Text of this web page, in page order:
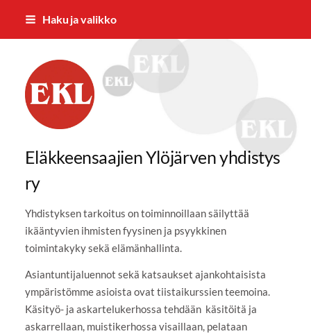
Siirry
Haku ja valikko
Eläkkeensaajien Ylöjärven yhdistys
Eläkkeensaajien Ylöjärven yhdistys
ry
Yhdistyksen tarkoitus on toiminnoillaan säilyttää
ikääntyvien ihmisten fyysinen ja psyykkinen
toimintakyky sekä elämänhallinta.
Asiantuntijaluennot sekä katsaukset ajankohtaisista
ympäristömme asioista ovat tiistaikurssien teemoina.
Käsityö- ja askartelukerhossa tehdään käsitöitä ja
askarrellaan, muistikerhossa visaillaan, pelataan